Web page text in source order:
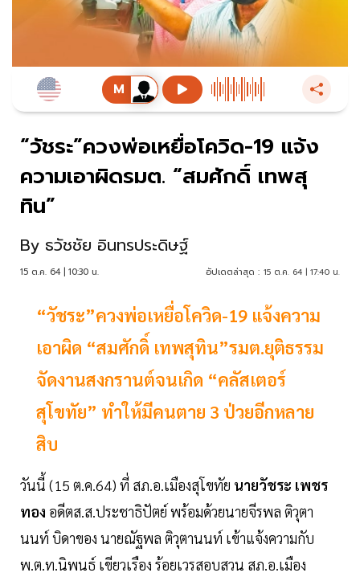
“วัชระ”ควงพ่อเหยื่อโควิด-19 แจ้ง
ความเอาผิดรมต. “สมศักดิ์ เทพสุ
ทิน”
By ธวัชชัย อินทรประดิษฐ์
15 ต.ค. 64 | 10:30 น. อัปเดตล่าสุด : 15 ต.ค. 64 | 17:40 น.
“วัชระ”ควงพ่อเหยื่อโควิด-19 แจ้งความ
เอาผิด “สมศักดิ์ เทพสุทิน”รมต.ยุติธรรม
จัดงานสงกรานต์จนเกิด “คลัสเตอร์
สุโขทัย” ทำให้มีคนตาย 3 ป่วยอีกหลาย
สิบ
วันนี้ (15 ต.ค.64) ที่ สภ.อ.เมืองสุโขทัย นายวัชระ เพชร
ทอง อดีตส.ส.ประชาธิปัตย์ พร้อมด้วยนายจีรพล ติวุตา
นนท์ บิดาของ นายณัฐพล ติวุตานนท์ เข้าแจ้งความกับ
พ.ต.ท.นิพนธ์ เขียวเรือง ร้อยเวรสอบสวน สภ.อ.เมือง